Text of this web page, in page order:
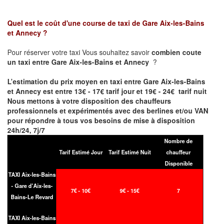
Quel est le coût d'une course de taxi de Gare Aix-les-Bains
et Annecy ?
Pour réserver votre taxi Vous souhaitez savoir combien coute
un taxi entre Gare Aix-les-Bains et Annecy ?
L’estimation du prix moyen en taxi entre Gare Aix-les-Bains
et Annecy est entre 13€ - 17€ tarif jour et 19€ - 24€ tarif nuit
Nous mettons à votre disposition des chauffeurs
professionnels et expérimentés avec des berlines et/ou VAN
pour répondre à tous vos besoins de mise à disposition
24h/24, 7j/7
Tarif Estimé Jour Tarif Estimé Nuit
Nombre de
chauffeur
Disponible
TAXI Aix-les-Bains
- Gare d'Aix-les-
Bains-Le Revard
7€ - 10€ 9€ - 15€ 7
TAXI Aix-les-Bains